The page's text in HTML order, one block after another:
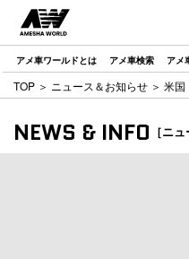
アメ車ワールドとは アメ車検索 アメ
TOP ＞ ニュース＆お知らせ ＞ 米
NEWS & INFO ［ニ